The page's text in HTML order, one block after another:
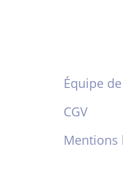
Équipe
CGV
Mentions